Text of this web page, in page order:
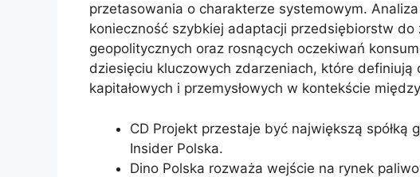
przetasowania o charakterze systemowym.
konieczność szybkiej adaptacji przedsiębiorstw do
geopolitycznych oraz rosnących oczekiwań
dziesięciu kluczowych zdarzeniach, które
kapitałowych i przemysłowych w kontekście
CD Projekt przestaje być największą spółką
Insider Polska.
Dino Polska rozważa wejście na rynek